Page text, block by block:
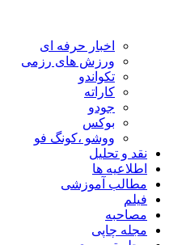
اخبار حرفه ای
ورزش های رزمی
تکواندو
کاراته
جودو
بوکس
ووشو ،کونگ فو
نقد و تحلیل
اطلاعیه ها
مطالب آموزشی
فیلم
مصاحبه
مجله چاپی